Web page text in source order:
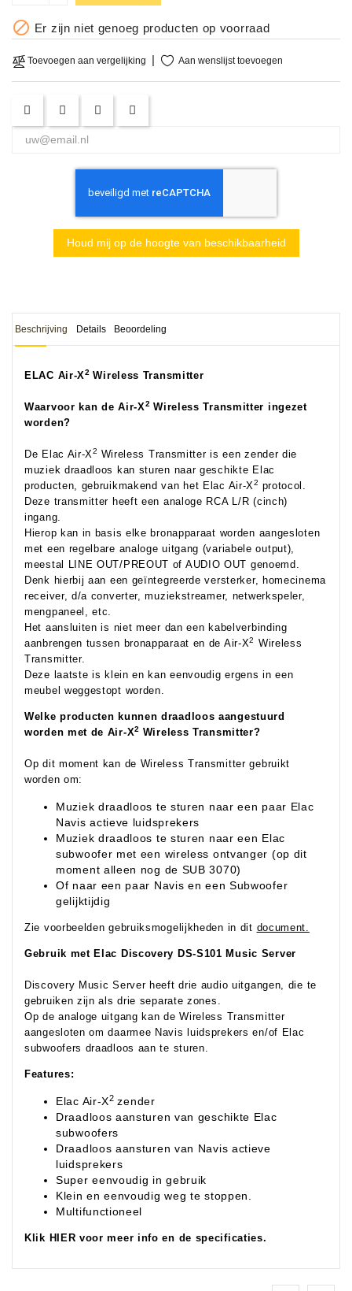
OCCASIONS
DEMONSTRATIES
&
VERHUUR,
 Er zijn niet genoeg producten op voorraad
Toevoegen aan vergelijking Aan wenslijst toevoegen
Houd mij op de hoogte van beschikbaarheid
Beschrijving Details Beoordeling
ELAC Air-X2Wireless Transmitter
Waarvoor kan de Air-X2Wireless Transmitter ingezet
worden?
De Elac Air-X2 Wireless Transmitter is een zender die
muziek draadloos kan sturen naar geschikte Elac
producten, gebruikmakend van het Elac Air-X2 protocol.
Deze transmitter heeft een analoge RCA L/R (cinch)
ingang.
Hierop kan in basis elke bronapparaat worden aangesloten
met een regelbare analoge uitgang (variabele output),
meestal LINE OUT/PREOUT of AUDIO OUT genoemd.
Denk hierbij aan een geïntegreerde versterker, homecinema
receiver, d/a converter, muziekstreamer, netwerkspeler,
mengpaneel, etc.
Het aansluiten is niet meer dan een kabelverbinding
aanbrengen tussen bronapparaat en de Air-X2
Wireless
Transmitter.
Deze laatste is klein en kan eenvoudig ergens in een
meubel weggestopt worden.
Welke producten kunnen draadloos aangestuurd
worden met de Air-X2 Wireless Transmitter?
Op dit moment kan de Wireless Transmitter gebruikt
worden om:
Muziek draadloos te sturen naar een paar Elac
Navis actieve luidsprekers
Muziek draadloos te sturen naar een Elac
subwoofer met een wireless ontvanger (op dit
moment alleen nog de SUB 3070)
Of naar een paar Navis en een Subwoofer
gelijktijdig
Zie voorbeelden gebruiksmogelijkheden in dit document.
Gebruik met Elac Discovery DS-S101 Music Server
Discovery Music Server heeft drie audio uitgangen, die te
gebruiken zijn als drie separate zones.
Op de analoge uitgang kan de Wireless Transmitter
aangesloten om daarmee Navis luidsprekers en/of Elac
subwoofers draadloos aan te sturen.
Features:
Elac Air-X2zender
Draadloos aansturen van geschikte Elac
subwoofers
Draadloos aansturen van Navis actieve
luidsprekers
Super eenvoudig in gebruik
Klein en eenvoudig weg te stoppen.
Multifunctioneel
Klik HIER voor meer info en de specificaties.